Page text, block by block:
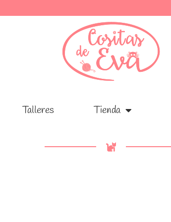
Talleres Tienda
Talleres Tienda